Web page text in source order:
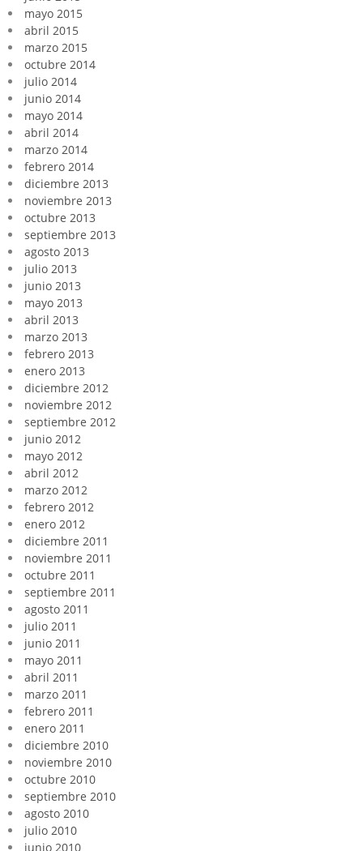
mayo 2015
abril 2015
marzo 2015
octubre 2014
julio 2014
junio 2014
mayo 2014
abril 2014
marzo 2014
febrero 2014
diciembre 2013
noviembre 2013
octubre 2013
septiembre 2013
agosto 2013
julio 2013
junio 2013
mayo 2013
abril 2013
marzo 2013
febrero 2013
enero 2013
diciembre 2012
noviembre 2012
septiembre 2012
junio 2012
mayo 2012
abril 2012
marzo 2012
febrero 2012
enero 2012
diciembre 2011
noviembre 2011
octubre 2011
septiembre 2011
agosto 2011
julio 2011
junio 2011
mayo 2011
abril 2011
marzo 2011
febrero 2011
enero 2011
diciembre 2010
noviembre 2010
octubre 2010
septiembre 2010
agosto 2010
julio 2010
junio 2010